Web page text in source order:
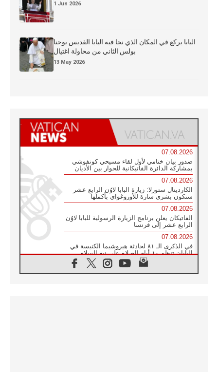
1 Jun 2026
البابا يركع في المكان الذي نجا فيه البابا القديس يوحنا
بولس الثاني من محاولة اغتيال
13 May 2026
07.08.2026
صدور بيان ختامي لأول لقاء مسيحي كونفوشي
بمشاركة الدائرة الفاتيكانية للحوار بين الأديان
07.08.2026
الكاردينال ستورلا: زيارة البابا لاوُن الرابع عشر
ستكون بشرى سارة للأوروغواي بأكملها
07.08.2026
الفاتيكان يعلن برنامج الزيارة الرسولية للبابا لاوُن
الرابع عشر إلى فرنسا
07.08.2026
في الذكرى الـ ٨١ لحادثة هيروشيما الكنيسة في
اليابان تنظم ١٠ أيام للصلاة على نية السلام
الكنيسة في الأوروغواي: زيارة البابا ستعزز